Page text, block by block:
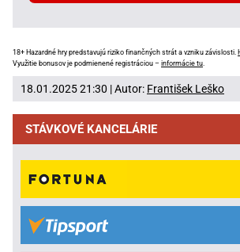
18+ Hazardné hry predstavujú riziko finančných strát a vzniku závislosti.
Využitie bonusov je podmienené registráciou – informácie tu
18.01.2025 21:30 | Autor: František Leško
STÁVKOVÉ KANCELÁRIE